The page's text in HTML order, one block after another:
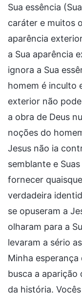
Sua essência
caráter e muitos
aparência
a Sua aparência
ignora a Sua
homem é inculto
exterior não
a obra de Deus
noções do
Jesus não ia
semblante e
fornecer
verdadeira
se opuseram a
olharam para a
levaram a sério
Minha esperança
busca a aparição
da história.